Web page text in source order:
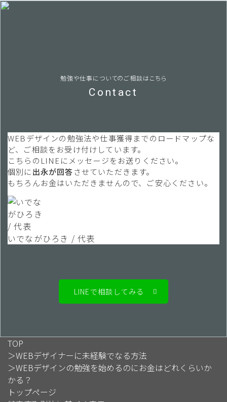
勉強や仕事についてのご相談はこちら
Contact
WEBデザインの勉強法や仕事獲得までのロードマップな
ど、ご相談をお受け付けしています。
こちらのLINEにメッセージをお送りください。
個別に出永が回答させていただきます。
もちろんお金はいただきませんので、ご安心ください。
いでながひろき / 代表
LINEで相談してみる
TOP
＞WEBデザイナーに未経験でなる方法
＞WEBデザインの勉強を始めるのにお金はどれくらいか
かる？
トップページ